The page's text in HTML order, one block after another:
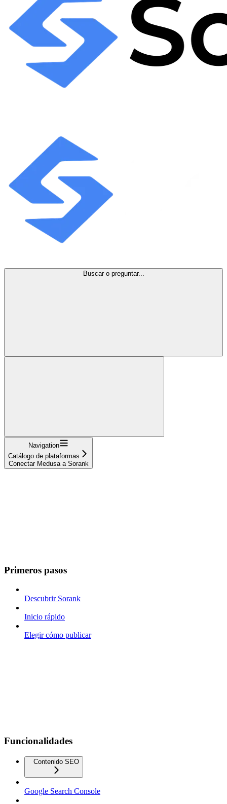
Buscar o preguntar...
Navigation
Catálogo de plataformas
Conectar Medusa a Sorank
Primeros pasos
Descubrir Sorank
Inicio rápido
Elegir cómo publicar
Funcionalidades
Contenido SEO
Google Search Console